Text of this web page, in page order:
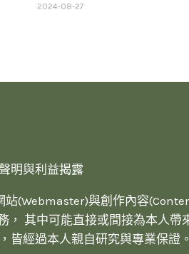
2024-08-27
明與利益揭露
(Webmaster)與創作內容
， 其中可能直接或間接為本人帶
皆經過本人親自研究與專業保證。